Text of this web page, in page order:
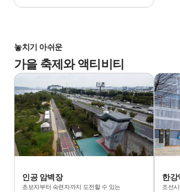
놓치기 아쉬운
가을 축제와 액티비티
인공 암벽장
초보자부터 숙련자까지 도전할 수 있는
한강
조선